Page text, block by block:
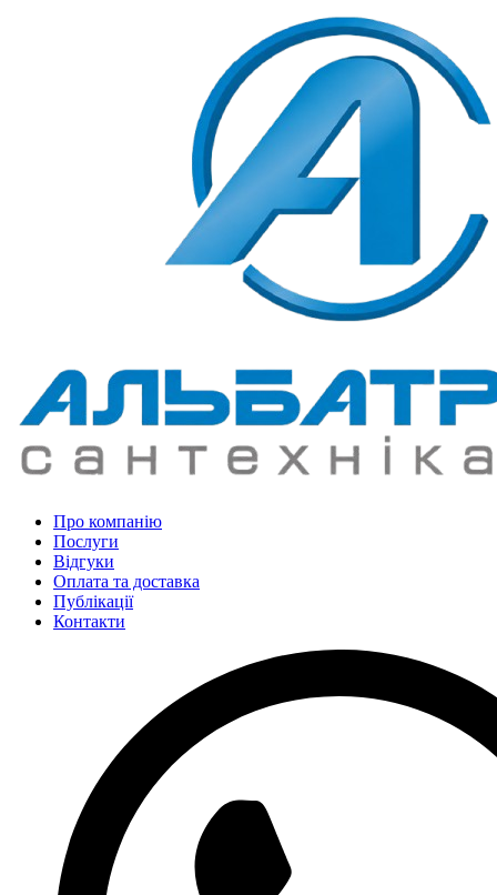
Про компанію
Послуги
Відгуки
Оплата та доставка
Публікації
Контакти